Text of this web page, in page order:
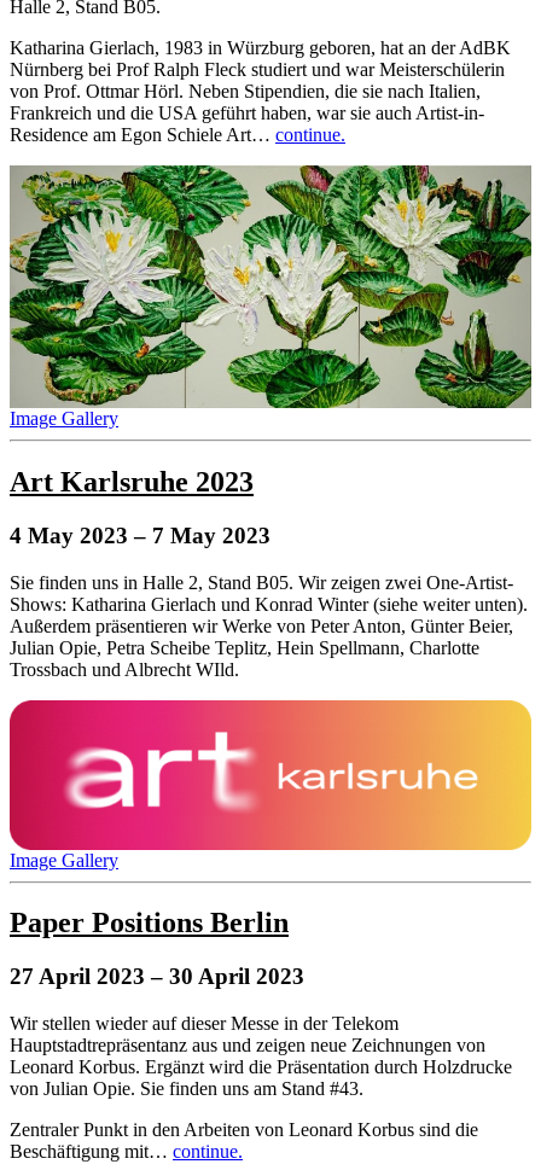
Halle 2, Stand B05.
Katharina Gierlach, 1983 in Würzburg geboren, hat an der AdBK
Nürnberg bei Prof Ralph Fleck studiert und war Meisterschülerin
von Prof. Ottmar Hörl. Neben Stipendien, die sie nach Italien,
Frankreich und die USA geführt haben, war sie auch Artist-in-
Residence am Egon Schiele Art… continue.
Image Gallery
Art Karlsruhe 2023
4 May 2023 – 7 May 2023
Sie finden uns in Halle 2, Stand B05. Wir zeigen zwei One-Artist-
Shows: Katharina Gierlach und Konrad Winter (siehe weiter unten).
Außerdem präsentieren wir Werke von Peter Anton, Günter Beier,
Julian Opie, Petra Scheibe Teplitz, Hein Spellmann, Charlotte
Trossbach und Albrecht WIld.
Image Gallery
Paper Positions Berlin
27 April 2023 – 30 April 2023
Wir stellen wieder auf dieser Messe in der Telekom
Hauptstadtrepräsentanz aus und zeigen neue Zeichnungen von
Leonard Korbus. Ergänzt wird die Präsentation durch Holzdrucke
von Julian Opie. Sie finden uns am Stand #43.
Zentraler Punkt in den Arbeiten von Leonard Korbus sind die
Beschäftigung mit… continue.